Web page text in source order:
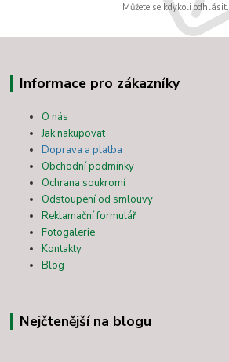
Můžete se kdykoli odhlásit.
Informace pro zákazníky
O nás
Jak nakupovat
Doprava a platba
Obchodní podmínky
Ochrana soukromí
Odstoupení od smlouvy
Reklamační formulář
Fotogalerie
Kontakty
Blog
Nejčtenější na blogu